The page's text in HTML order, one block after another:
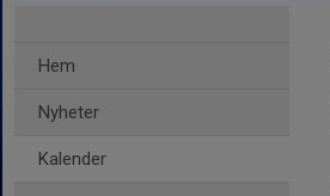
Hem
Nyheter
Kalender